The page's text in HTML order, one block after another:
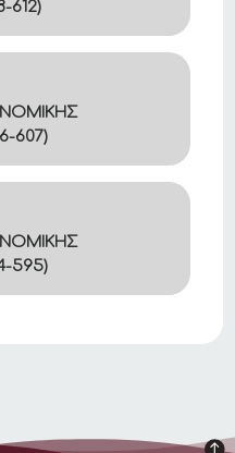
612)
607)
595)